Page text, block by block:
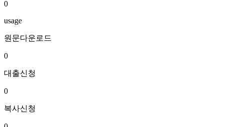
0
usage
원문다운로드
0
대출신청
0
복사신청